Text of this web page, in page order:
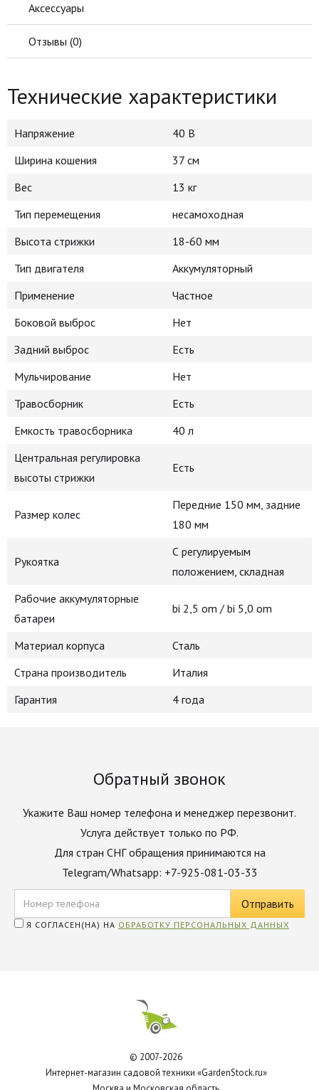
Аксессуары
Отзывы (0)
Технические характеристики
Напряжение
40 В
Ширина кошения
37 см
Вес
13 кг
Тип перемещения
несамоходная
Высота стрижки
18-60 мм
Тип двигателя
Аккумуляторный
Применение
Частное
Боковой выброс
Нет
Задний выброс
Есть
Мульчирование
Нет
Травосборник
Есть
Емкость травосборника
40 л
Центральная регулировка
высоты стрижки
Есть
Размер колес
Передние 150 мм, задние
180 мм
Рукоятка
С регулируемым
положением, складная
Рабочие аккумуляторные
батареи
bi 2,5 om / bi 5,0 om
Материал корпуса
Сталь
Страна производитель
Италия
Гарантия
4 года
Обратный звонок
Укажите Ваш номер телефона и менеджер перезвонит.
Услуга действует только по РФ.
Для стран СНГ обращения принимаются на
Telegram/Whatsapp: +7-925-081-03-33
Я СОГЛАСЕН(НА) НА ОБРАБОТКУ ПЕРСОНАЛЬНЫХ ДАННЫХ
© 2007-2026
Интернет-магазин садовой техники «GardenStock.ru»